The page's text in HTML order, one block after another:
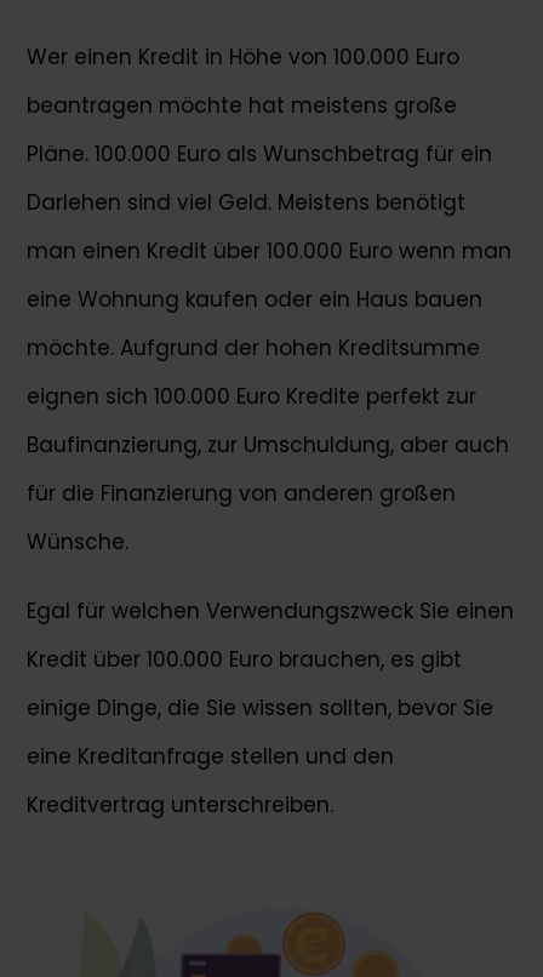
Umschuldungskredite.
06221 7961 72 16
Wer einen Kredit in Höhe von 100.000 Euro
beantragen möchte hat meistens große
Pläne. 100.000 Euro als Wunschbetrag für ein
Darlehen sind viel Geld. Meistens benötigt
man einen Kredit über 100.000 Euro wenn man
eine Wohnung kaufen oder ein Haus bauen
möchte. Aufgrund der hohen Kreditsumme
eignen sich 100.000 Euro Kredite perfekt zur
Baufinanzierung, zur Umschuldung, aber auch
für die Finanzierung von anderen großen
Wünsche.
Egal für welchen Verwendungszweck Sie einen
Kredit über 100.000 Euro brauchen, es gibt
einige Dinge, die Sie wissen sollten, bevor Sie
eine Kreditanfrage stellen und den
Kreditvertrag unterschreiben.